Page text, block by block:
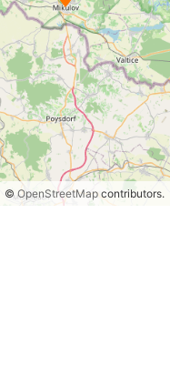
©OpenStreetMapcontributors.